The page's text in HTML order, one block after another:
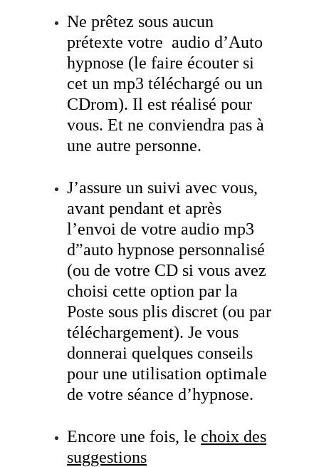
Ne prêtez sous aucun
prétexte votre audio d’Auto
hypnose (le faire écouter si
cet un mp3 téléchargé ou un
CDrom). Il est réalisé pour
vous. Et ne conviendra pas à
une autre personne.
J’assure un suivi avec vous,
avant pendant et après
l’envoi de votre audio mp3
d”auto hypnose personnalisé
(ou de votre CD si vous avez
choisi cette option par la
Poste sous plis discret (ou par
téléchargement).Je vous
donnerai quelques conseils
pour une utilisation optimale
de votre séance d’hypnose.
Encore une fois, le choix des
suggestions